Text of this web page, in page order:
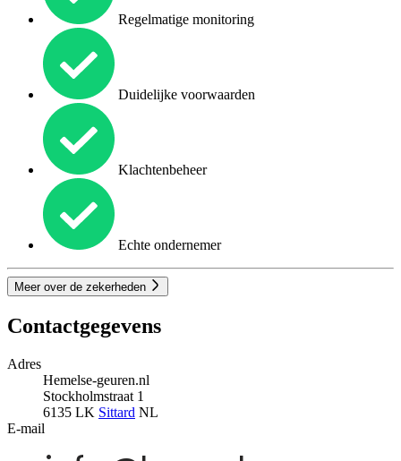
Regelmatige monitoring
Duidelijke voorwaarden
Klachtenbeheer
Echte ondernemer
Meer over de zekerheden
Contactgegevens
Adres
Hemelse-geuren.nl
Stockholmstraat 1
6135 LK Sittard NL
E-mail